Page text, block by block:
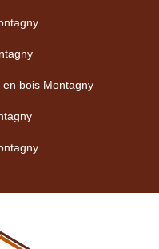
bois Montagny